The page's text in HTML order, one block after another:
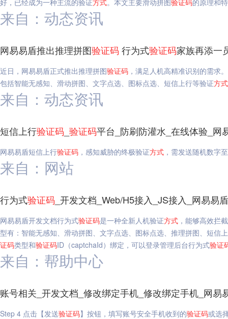
好，已经成为一种主流的验证方式。本文主要滑动拼图验证码的原理和
来自：动态资讯
网易易盾推出推理拼图验证码 行为式验证码家族再添一
近日，网易易盾正式推出推理拼图验证码 ，满足人机高精准识别的需求
包括智能无感知、滑动拼图、文字点选、图标点选、短信上行等验证方式
来自：动态资讯
短信上行验证码 验证码平台_防刷防灌水_在线体验_网
网易易盾短信上行验证码 ，感知威胁的终极验证方式 ，需发送随机数字
来自：网站
行为式验证码 _开发文档_Web/H5接入_JS接入_网易易盾
网易易盾开发文档行为式验证码是一种全新人机验证方式 ，能够高效拦
型有：智能无感知、滑动拼图、文字点选、图标点选、推理拼图、短信
证码类型和验证码ID（captchaId）绑定，可以登录管理后台行为式验证
来自：帮助中心
账号相关_开发文档_修改绑定手机_修改绑定手机_网易
Step 4 点击【发送验证码】按钮，填写账号安全手机收到的验证码或选